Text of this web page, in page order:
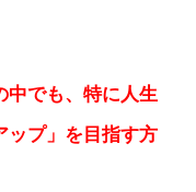
中でも、特に人生
ップ」を目指す方